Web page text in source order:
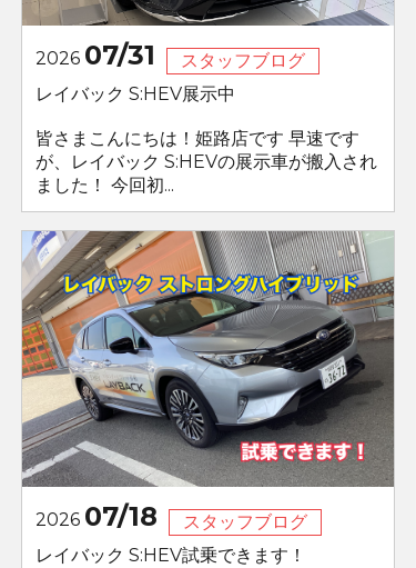
2026 07/31
スタッフブログ
レイバック S:HEV展示中
皆さまこんにちは！姫路店です 早速です
が、レイバック S:HEVの展示車が搬入され
ました！ 今回初...
2026 07/18
スタッフブログ
レイバック S:HEV試乗できます！